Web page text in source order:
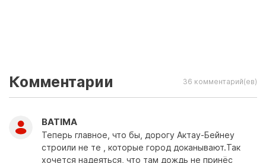
Комментарии 36 комментарий(ев)
BATIMA
Теперь главное, что бы, дорогу Актау-Бейнеу
строили не те , которые город доканывают.Так
хочется надеяться, что там дождь не принёс